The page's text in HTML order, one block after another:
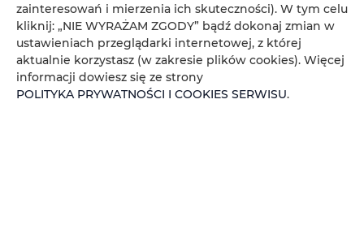
zainteresowań i mierzenia ich skuteczności). W tym celu
kliknij: „NIE WYRAŻAM ZGODY” bądź dokonaj zmian w
ustawieniach przeglądarki internetowej, z której
aktualnie korzystasz (w zakresie plików cookies). Więcej
informacji dowiesz się ze strony
POLITYKA PRYWATNOŚCI I COOKIES SERWISU.